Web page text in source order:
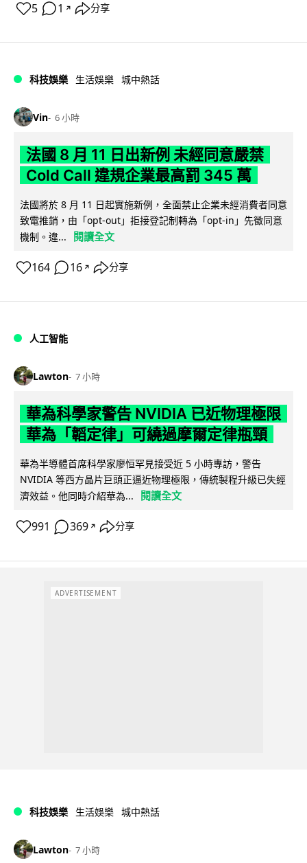
5 1 ↗ 分享
科技娛樂 生活娛樂 城中熱話
Vin 6 小時
法國 8 月 11 日出新例 未經同意嚴禁
Cold Call 違規企業最高罰 345 萬
法國將於 8 月 11 日起實施新例，全面禁止企業未經消費者同意
致電推銷，由「opt-out」拒接登記制轉為「opt-in」先徵同意
機制。違...
閱讀全文
164 16 ↗ 分享
人工智能
Lawton 7 小時
華為科學家警告 NVIDIA 已近物理極限
華為「韜定律」可繞過摩爾定律瓶頸
華為半導體首席科學家廖恒罕見接受近 5 小時專訪，警告
NVIDIA 等西方晶片巨頭正逼近物理極限，傳統製程升級已失經
濟效益。他同時介紹華為...
閱讀全文
991 369 ↗ 分享
ADVERTISEMENT
科技娛樂 生活娛樂 城中熱話
Lawton 7 小時